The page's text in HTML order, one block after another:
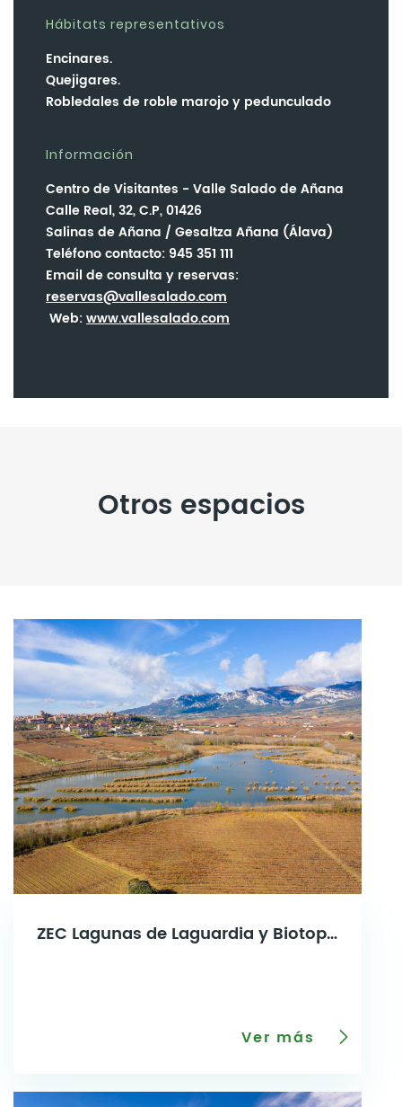
Hábitats representativos
Encinares.
Quejigares.
Robledales de roble marojo y pedunculado
Información
Centro de Visitantes - Valle Salado de Añana
Calle Real, 32, C.P, 01426
Salinas de Añana / Gesaltza Añana (Álava)
Teléfono contacto: 945 351 111
Email de consulta y reservas:
reservas@vallesalado.com
Web:www.vallesalado.com
Otros espacios
ZEC Lagunas de Laguardia y Biotopo Protegido “Complejo Lagunar de Laguardia”
Ver más